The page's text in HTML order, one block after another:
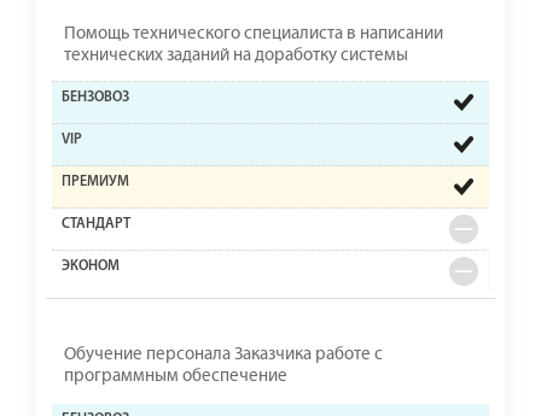
Помощь технического специалиста в написании
технических заданий на доработку системы
Обучение персонала Заказчика работе с
программным обеспечение